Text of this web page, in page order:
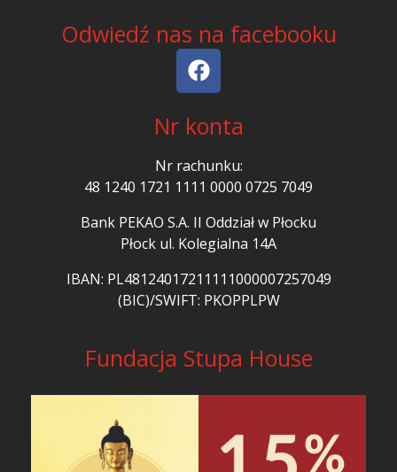
Odwiedź nas na facebooku
Nr konta
Nr rachunku:
48 1240 1721 1111 0000 0725 7049
Bank PEKAO S.A. II Oddział w Płocku
Płock ul. Kolegialna 14A
IBAN: PL48124017211111000007257049
(BIC)/SWIFT: PKOPPLPW
Fundacja Stupa House